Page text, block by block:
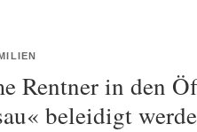
Rentner in den
beleidigt